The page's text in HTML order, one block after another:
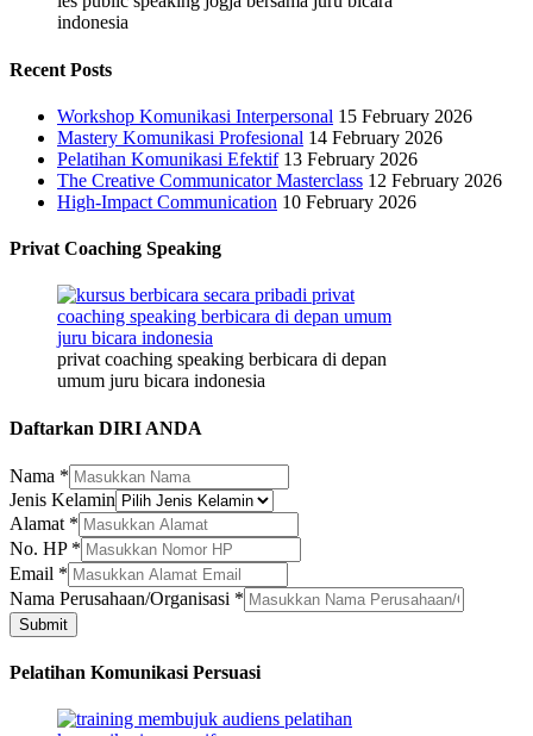
indonesia
Recent Posts
Workshop Komunikasi Interpersonal 15 February 2026
Mastery Komunikasi Profesional 14 February 2026
Pelatihan Komunikasi Efektif 13 February 2026
The Creative Communicator Masterclass 12 February 2026
High-Impact Communication 10 February 2026
Privat Coaching Speaking
privat coaching speaking berbicara di depan
umum juru bicara indonesia
Daftarkan DIRI ANDA
Nama *
Jenis Kelamin
Alamat *
No. HP *
Email *
Perusahaan/Organisasi
HP
Alamat
Nama Perusahaan/Organisasi *
Submit
Pelatihan Komunikasi Persuasi